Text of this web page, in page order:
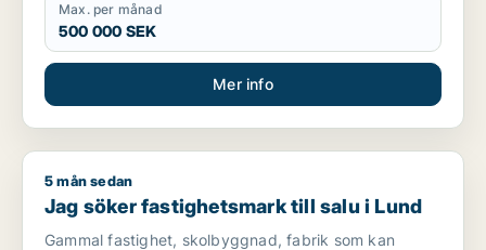
Max. per månad
500 000 SEK
Mer info
Jag söker fastighetsmark till salu i Lund
5 mån sedan
Jag söker fastighetsmark till salu i Lund
Gammal fastighet, skolbyggnad, fabrik som kan